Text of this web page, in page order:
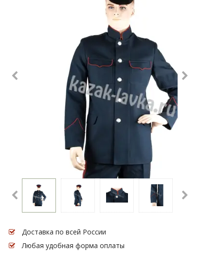
Доставка по всей России
Любая удобная форма оплаты